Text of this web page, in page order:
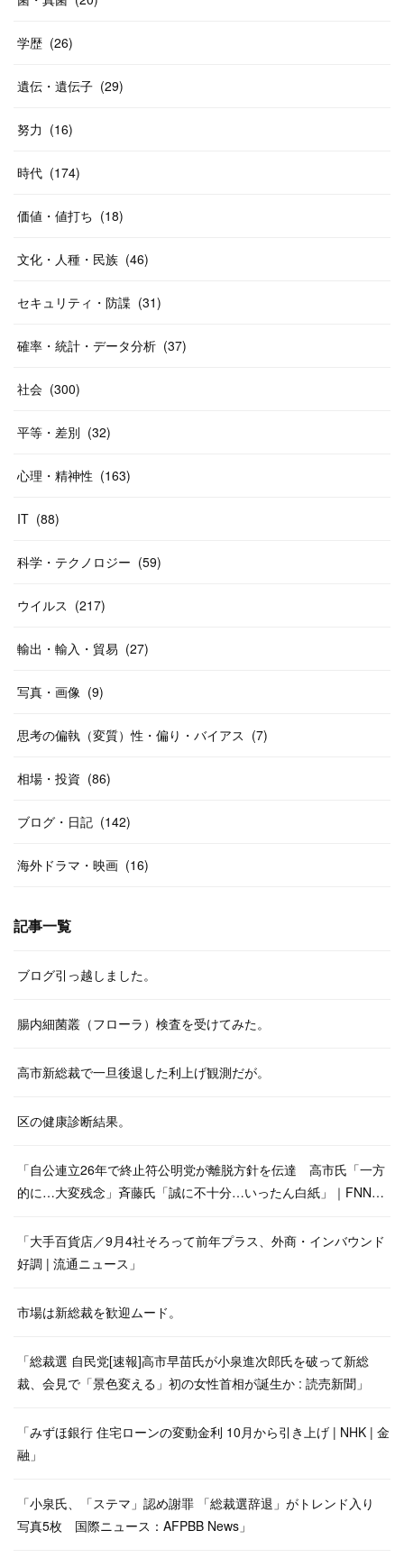
学歴 (26)
遺伝・遺伝子 (29)
努力 (16)
時代 (174)
価値・値打ち (18)
文化・人種・民族 (46)
セキュリティ・防諜 (31)
確率・統計・データ分析 (37)
社会 (300)
平等・差別 (32)
心理・精神性 (163)
IT (88)
科学・テクノロジー (59)
ウイルス (217)
輸出・輸入・貿易 (27)
写真・画像 (9)
思考の偏執（変質）性・偏り・バイアス (7)
相場・投資 (86)
ブログ・日記 (142)
海外ドラマ・映画 (16)
記事一覧
ブログ引っ越しました。
腸内細菌叢（フローラ）検査を受けてみた。
高市新総裁で一旦後退した利上げ観測だが。
区の健康診断結果。
「自公連立26年で終止符公明党が離脱方針を伝達 高市氏「一方
的に…大変残念」斉藤氏「誠に不十分…いったん白紙」｜FNN…
「大手百貨店／9月4社そろって前年プラス、外商・インバウンド
好調 | 流通ニュース」
市場は新総裁を歓迎ムード。
「総裁選 自民党[速報]高市早苗氏が小泉進次郎氏を破って新総
裁、会見で「景色変える」初の女性首相が誕生か : 読売新聞」
「みずほ銀行 住宅ローンの変動金利 10月から引き上げ | NHK | 金
融」
「小泉氏、「ステマ」認め謝罪 「総裁選辞退」がトレンド入り
写真5枚 国際ニュース：AFPBB News」